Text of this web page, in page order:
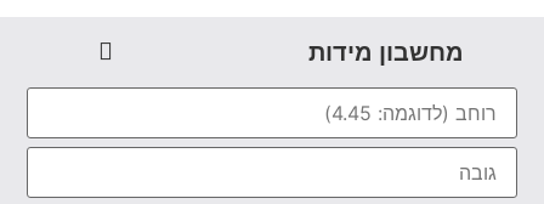
מחשבון מידות